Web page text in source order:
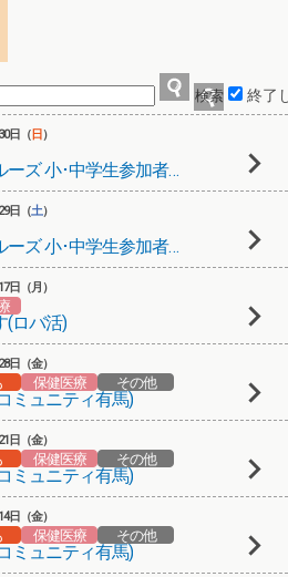
終了
ウキウキみるみるアートクルーズ 小･中学生参加者募集！
日（日 ）
ウキウキみるみるアートクルーズ 小･中学生参加者募集！
日（土）
(ロバ活)
日（月）
保健医療 その他
ミュニティ有馬)
日（金）
保健医療 その他
ミュニティ有馬)
日（金）
保健医療 その他
ミュニティ有馬)
日（金）